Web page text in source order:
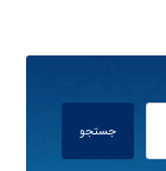
جستجو